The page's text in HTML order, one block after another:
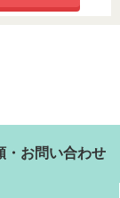
・お問い合わせ